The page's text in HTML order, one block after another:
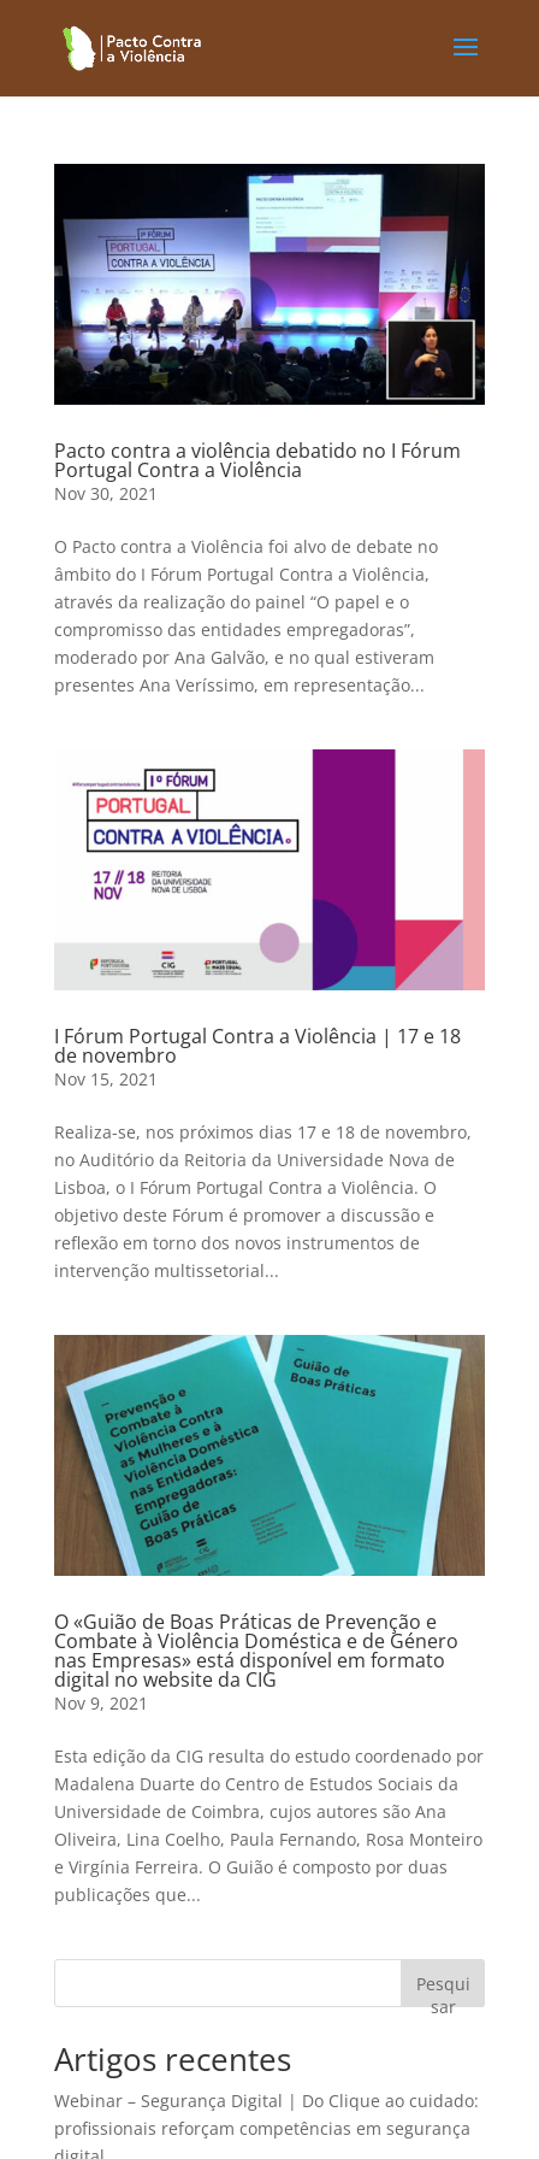
Pacto contra a violência debatido no I Fórum
Portugal Contra a Violência
Nov 30, 2021
O Pacto contra a Violência foi alvo de debate no
âmbito do I Fórum Portugal Contra a Violência,
através da realização do painel “O papel e o
compromisso das entidades empregadoras”,
moderado por Ana Galvão, e no qual estiveram
presentes Ana Veríssimo, em representação...
I Fórum Portugal Contra a Violência | 17 e 18
de novembro
Nov 15, 2021
Realiza-se, nos próximos dias 17 e 18 de novembro,
no Auditório da Reitoria da Universidade Nova de
Lisboa, o I Fórum Portugal Contra a Violência. O
objetivo deste Fórum é promover a discussão e
reflexão em torno dos novos instrumentos de
intervenção multissetorial...
O «Guião de Boas Práticas de Prevenção e
Combate à Violência Doméstica e de Género
nas Empresas» está disponível em formato
digital no website da CIG
Nov 9, 2021
Esta edição da CIG resulta do estudo coordenado por
Madalena Duarte do Centro de Estudos Sociais da
Universidade de Coimbra, cujos autores são Ana
Oliveira, Lina Coelho, Paula Fernando, Rosa Monteiro
e Virgínia Ferreira. O Guião é composto por duas
publicações que...
Pesqui
sar
Artigos recentes
Webinar – Segurança Digital | Do Clique ao cuidado:
profissionais reforçam competências em segurança